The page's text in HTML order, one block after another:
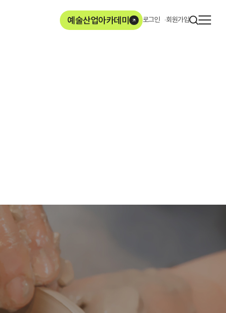
ArtMore
예술산업아카데미 로그인 회원가입 사이
열기